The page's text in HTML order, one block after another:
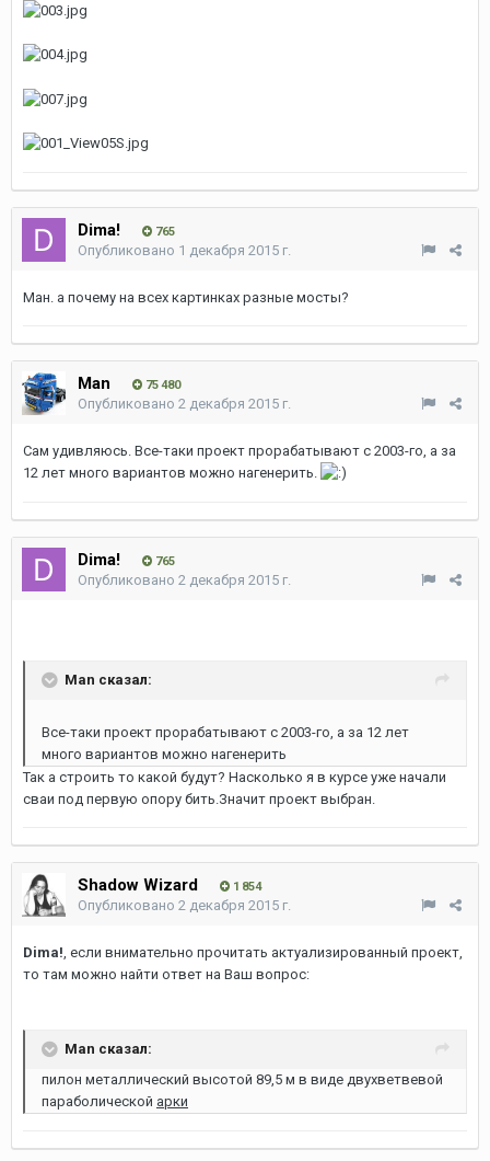
Dima! 765
Опубликовано 1 декабря 2015 г.
Ман. а почему на всех картинках разные мосты?
Man 75 480
Опубликовано 2 декабря 2015 г.
Сам удивляюсь. Все-таки проект прорабатывают с 2003-го, а за
12 лет много вариантов можно нагенерить.
Dima! 765
Опубликовано 2 декабря 2015 г.
Man сказал:
Все-таки проект прорабатывают с 2003-го, а за 12 лет
много вариантов можно нагенерить
Так а строить то какой будут? Насколько я в курсе уже начали
сваи под первую опору бить.Значит проект выбран.
Shadow Wizard 1 854
Опубликовано 2 декабря 2015 г.
Dima! , если внимательно прочитать актуализированный проект,
то там можно найти ответ на Ваш вопрос:
Man сказал:
пилон металлический высотой 89,5 м в виде двухветвевой
параболической арки